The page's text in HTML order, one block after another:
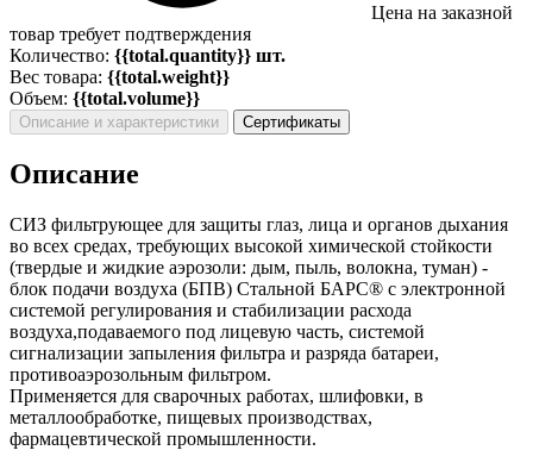
Цена на заказной
товар требует подтверждения
Количество: {{total.quantity}} шт.
Вес товара: {{total.weight}}
Объем: {{total.volume}}
Описание и характеристики Сертификаты
Описание
СИЗ фильтрующее для защиты глаз, лица и органов дыхания
во всех средах, требующих высокой химической стойкости
(твердые и жидкие аэрозоли: дым, пыль, волокна, туман) -
блок подачи воздуха (БПВ) Стальной БАРС® с электронной
системой регулирования и стабилизации расхода
воздуха,подаваемого под лицевую часть, системой
сигнализации запыления фильтра и разряда батареи,
противоаэрозольным фильтром.
Применяется для сварочных работах, шлифовки, в
металлообработке, пищевых производствах,
фармацевтической промышленности.